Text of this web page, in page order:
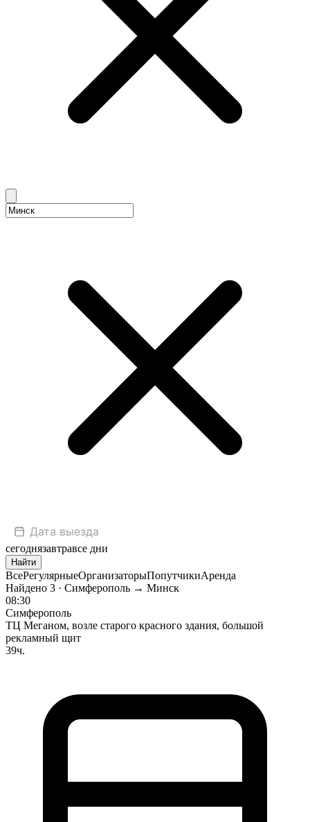
сегоднязавтравсе дни
Найти
ВсеРегулярныеОрганизаторыПопутчикиАренда
Найдено 3 · Симферополь → Минск
08:30
Симферополь
ТЦ Меганом, возле старого красного здания, большой
рекламный щит
39ч.